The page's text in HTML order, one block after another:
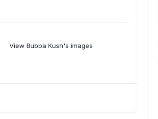
View Bubba Kush's images